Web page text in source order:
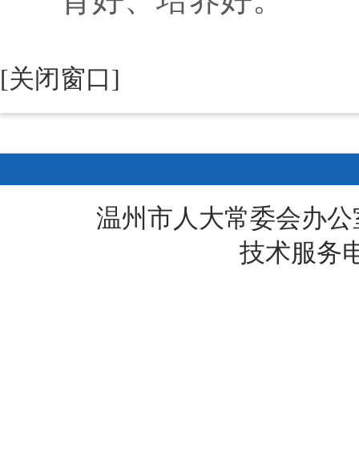
[关闭窗口]
温州市人大常委会办
技术服务